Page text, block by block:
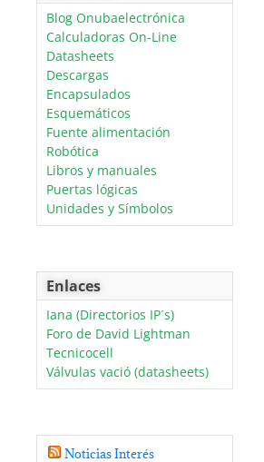
Blog Onubaelectrónica
Calculadoras On-Line
Datasheets
Descargas
Encapsulados
Esquemáticos
Fuente alimentación
Robótica
Libros y manuales
Puertas lógicas
Unidades y Símbolos
Enlaces
Iana (Directorios IP´s)
Foro de David Lightman
Tecnicocell
Válvulas vació (datasheets)
Noticias Interés